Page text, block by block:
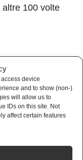
device
and to show (non-)
will allow us to
IDs on this site. Not
affect certain features
100 volte
da
la giusta
tempo.
e lezione